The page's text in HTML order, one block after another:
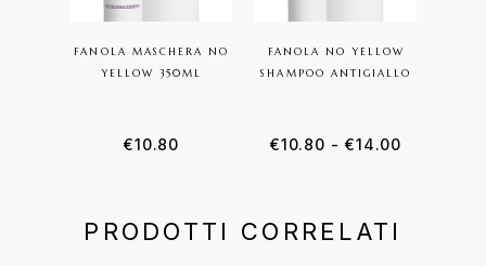
FANOLA MASCHERA NO
YELLOW 350ML
€10.80
FANOLA NO YELLOW
SHAMPOO ANTIGIALLO
€10.80 - €14.00
PRODOTTI CORRELATI